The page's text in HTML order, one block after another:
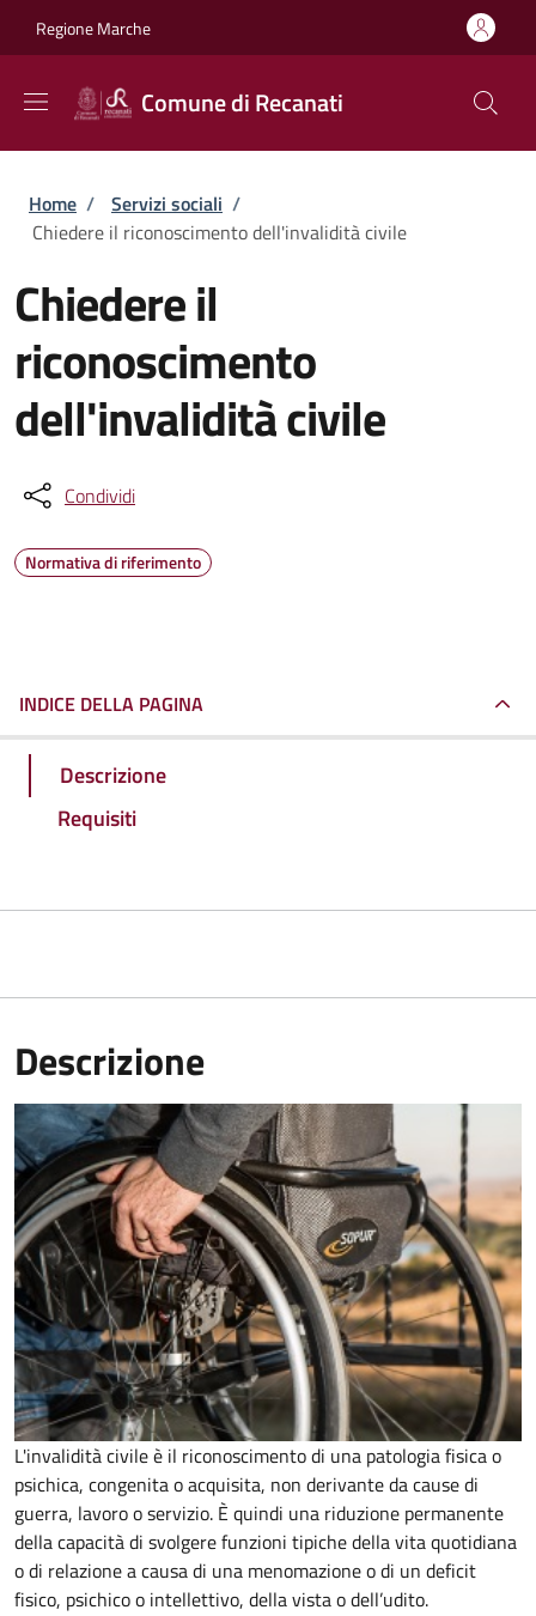
Regione Marche
Comune di Recanati
Briciole di pane
Home / Servizi sociali /
Chiedere il riconoscimento dell'invalidità civile
Chiedere il
riconoscimento
dell'invalidità civile
Condividi
Normativa di riferimento
INDICE DELLA PAGINA
Descrizione
Requisiti
Descrizione
L'invalidità civile è il riconoscimento di una patologia fisica o
psichica, congenita o acquisita, non derivante da cause di
guerra, lavoro o servizio. È quindi una riduzione permanente
della capacità di svolgere funzioni tipiche della vita quotidiana
o di relazione a causa di una menomazione o di un deficit
fisico, psichico o intellettivo, della vista o dell’udito.